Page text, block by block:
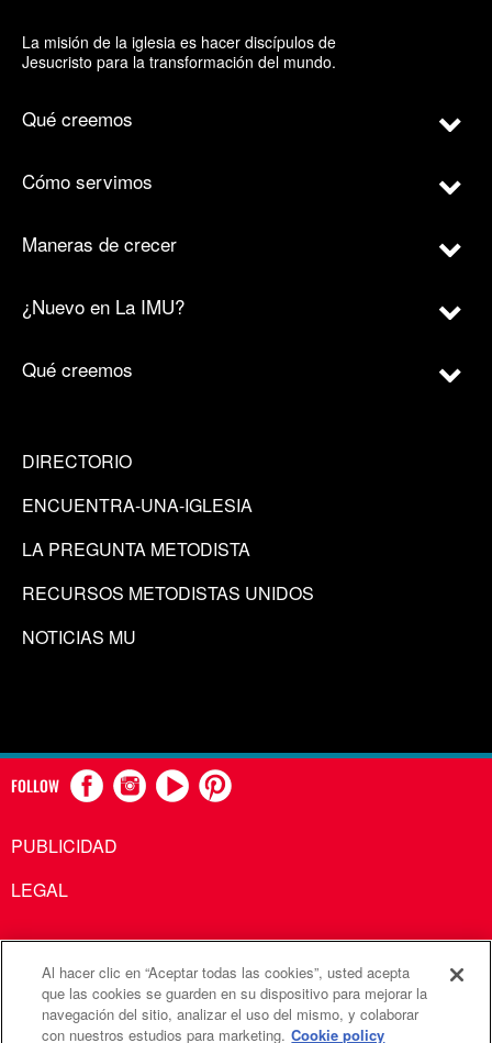
La misión de la iglesia es hacer discípulos de
Jesucristo para la transformación del mundo.
Qué creemos
Cómo servimos
Maneras de crecer
¿Nuevo en La IMU?
Qué creemos
DIRECTORIO
ENCUENTRA-UNA-IGLESIA
LA PREGUNTA METODISTA
RECURSOS METODISTAS UNIDOS
NOTICIAS MU
FOLLOW
PUBLICIDAD
LEGAL
Comunicaciones Metodistas Unidas es una agencia de la
Iglesia Metodista Unida
Al hacer clic en “Aceptar todas las cookies”, usted acepta
que las cookies se guarden en su dispositivo para mejorar la
navegación del sitio, analizar el uso del mismo, y colaborar
con nuestros estudios para marketing. Cookie policy